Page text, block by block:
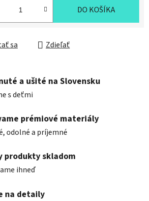
DO KOŠÍKA
sa Zdieľať
a ušité na Slovensku
s deťmi
prémiové materiály
odolné a príjemné
produkty skladom
ihneď
na detaily